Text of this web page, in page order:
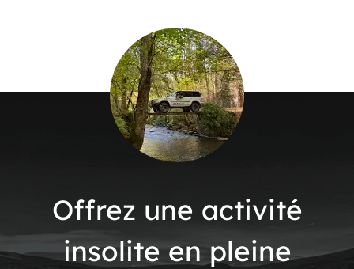
Offrez une activité
insolite en pleine